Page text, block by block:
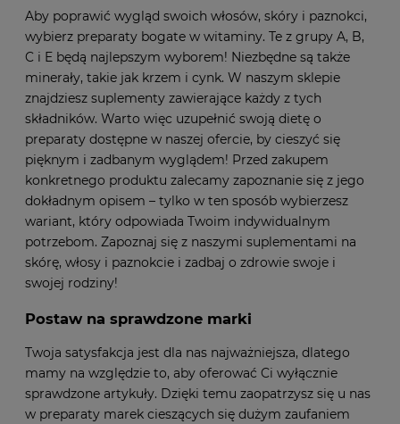
Aby poprawić wygląd swoich włosów, skóry i paznokci,
wybierz preparaty bogate w witaminy. Te z grupy A, B,
C i E będą najlepszym wyborem! Niezbędne są także
minerały, takie jak krzem i cynk. W naszym sklepie
znajdziesz suplementy zawierające każdy z tych
składników. Warto więc uzupełnić swoją dietę o
preparaty dostępne w naszej ofercie, by cieszyć się
pięknym i zadbanym wyglądem! Przed zakupem
konkretnego produktu zalecamy zapoznanie się z jego
dokładnym opisem – tylko w ten sposób wybierzesz
wariant, który odpowiada Twoim indywidualnym
potrzebom. Zapoznaj się z naszymi suplementami na
skórę, włosy i paznokcie i zadbaj o zdrowie swoje i
swojej rodziny!
Postaw na sprawdzone marki
Twoja satysfakcja jest dla nas najważniejsza, dlatego
mamy na względzie to, aby oferować Ci wyłącznie
sprawdzone artykuły. Dzięki temu zaopatrzysz się u nas
w preparaty marek cieszących się dużym zaufaniem